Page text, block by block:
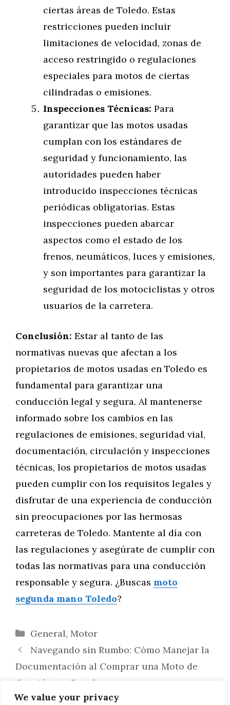
We value your privacy
ciertas áreas de Toledo. Estas
restricciones pueden incluir
limitaciones de velocidad, zonas de
acceso restringido o regulaciones
especiales para motos de ciertas
cilindradas o emisiones.
Inspecciones Técnicas: Para
garantizar que las motos usadas
cumplan con los estándares de
seguridad y funcionamiento, las
autoridades pueden haber
introducido inspecciones técnicas
periódicas obligatorias. Estas
inspecciones pueden abarcar
aspectos como el estado de los
frenos, neumáticos, luces y emisiones,
y son importantes para garantizar la
seguridad de los motociclistas y otros
usuarios de la carretera.
Conclusión: Estar al tanto de las
normativas nuevas que afectan a los
propietarios de motos usadas en Toledo es
fundamental para garantizar una
conducción legal y segura. Al mantenerse
informado sobre los cambios en las
regulaciones de emisiones, seguridad vial,
documentación, circulación y inspecciones
técnicas, los propietarios de motos usadas
pueden cumplir con los requisitos legales y
disfrutar de una experiencia de conducción
sin preocupaciones por las hermosas
carreteras de Toledo. Mantente al día con
las regulaciones y asegúrate de cumplir con
todas las normativas para una conducción
responsable y segura. ¿Buscas moto
segunda mano Toledo?
Categorías
General, Motor
Navegando sin Rumbo: Cómo Manejar la
Documentación al Comprar una Moto de
Ocasión sin Papeles
Explora y Equipa tu Moto de Segunda